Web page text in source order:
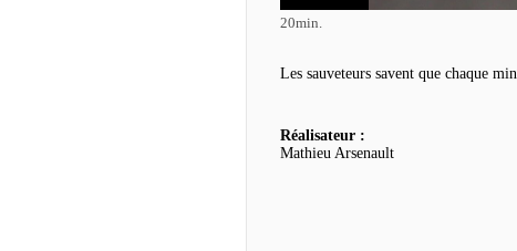
20min.
Les sauveteurs savent que chaque
Réalisateur :
Mathieu Arsenault